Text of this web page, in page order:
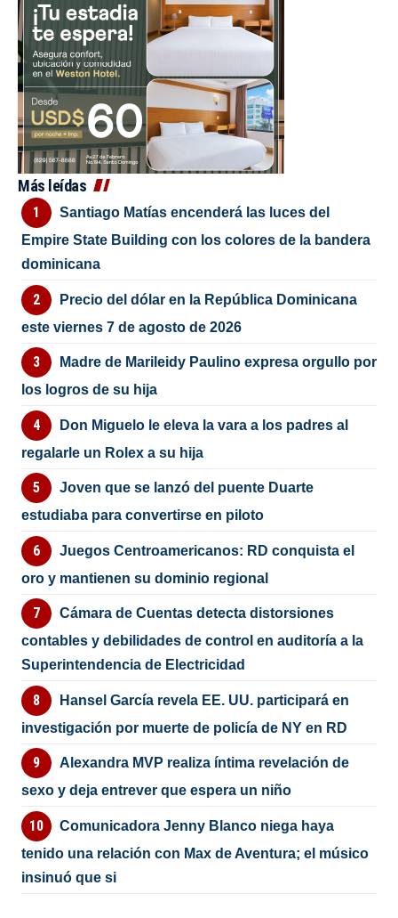
Más leídas
Santiago Matías encenderá las luces del
Empire State Building con los colores de la bandera
dominicana
Precio del dólar en la República Dominicana
este viernes 7 de agosto de 2026
Madre de Marileidy Paulino expresa orgullo por
los logros de su hija
Don Miguelo le eleva la vara a los padres al
regalarle un Rolex a su hija
Joven que se lanzó del puente Duarte
estudiaba para convertirse en piloto
Juegos Centroamericanos: RD conquista el
oro y mantienen su dominio regional
Cámara de Cuentas detecta distorsiones
contables y debilidades de control en auditoría a la
Superintendencia de Electricidad
Hansel García revela EE. UU. participará en
investigación por muerte de policía de NY en RD
Alexandra MVP realiza íntima revelación de
sexo y deja entrever que espera un niño
Comunicadora Jenny Blanco niega haya
tenido una relación con Max de Aventura; el músico
insinuó que si